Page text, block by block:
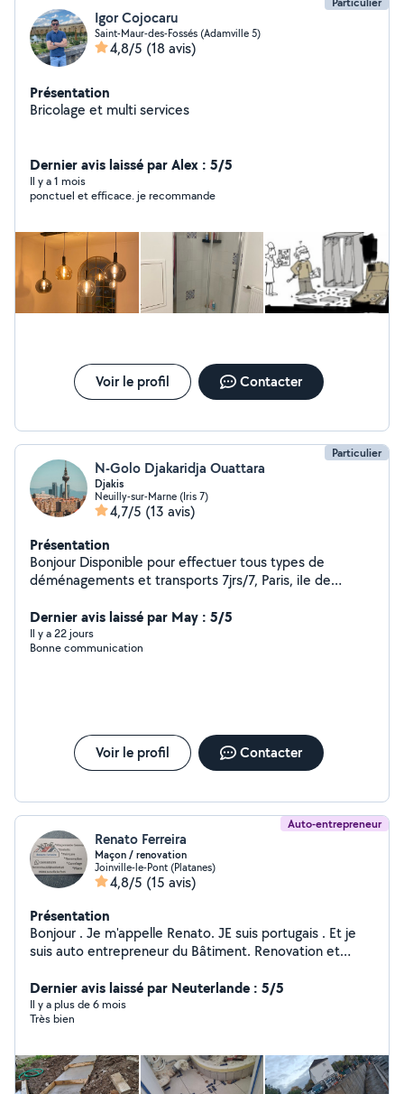
Igor Cojocaru
Saint-Maur-des-Fossés (Adamville 5)
4,8/5 (18 avis)
Présentation
Bricolage et multi services
Dernier avis laissé par Alex : 5/5
Il y a 1 mois
ponctuel et efficace. je recommande
Voir le profil Contacter
Particulier
N-Golo Djakaridja Ouattara
Djakis
Neuilly-sur-Marne (Iris 7)
4,7/5 (13 avis)
Présentation
Bonjour Disponible pour effectuer tous types de
déménagements et transports 7jrs/7, Paris, iIe de
meubles, cartons, effets personnels, Électroménagers
Déménagement des appartements, studios, maisons et
débarras des caves pour les encombrants Aide au
Dernier avis laissé par May : 5/5
Il y a 22 jours
Bonne communication
Voir le profil Contacter
Auto-entrepreneur
Renato Ferreira
Maçon / renovation
Joinville-le-Pont (Platanes)
4,8/5 (15 avis)
Présentation
Bonjour . Je m'appelle Renato. JE suis portugais . Et je
suis auto entrepreneur du Bâtiment. Renovation et
Dernier avis laissé par Neuterlande : 5/5
Il y a plus de 6 mois
Très bien